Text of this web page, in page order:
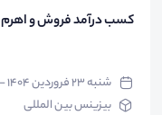
کسب درآمد فروش و اهرم
شنبه ۲۳ فروردین ۱۴۰۴ - ۱۶:۳۰
بیزینس بین المللی